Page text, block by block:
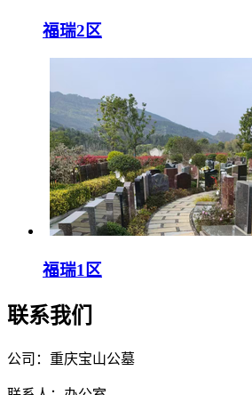
福瑞2区
福瑞1区
联系我们
公司：重庆宝山公墓